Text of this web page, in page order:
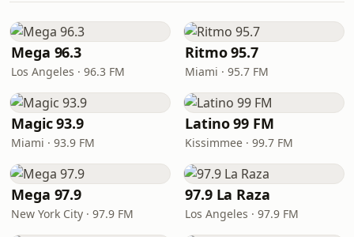
Mega 96.3
Los Angeles · 96.3 FM
Ritmo 95.7
Miami · 95.7 FM
Magic 93.9
Miami · 93.9 FM
Latino 99 FM
Kissimmee · 99.7 FM
Mega 97.9
New York City · 97.9 FM
97.9 La Raza
Los Angeles · 97.9 FM